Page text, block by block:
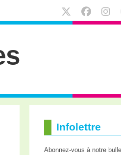
Infolettre
Abonnez-vous à notre